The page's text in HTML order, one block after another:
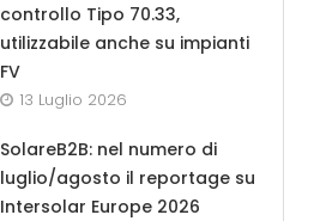
controllo Tipo 70.33,
utilizzabile anche su impianti
FV
13 Luglio 2026
SolareB2B: nel numero di
luglio/agosto il reportage su
Intersolar Europe 2026